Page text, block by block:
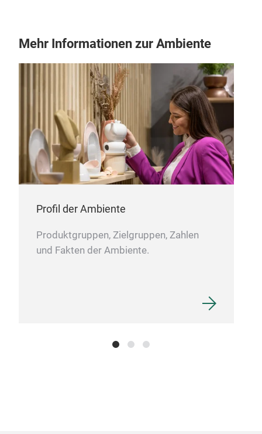
Mehr Informationen zur Ambiente
Profil der Ambiente
Produktgruppen, Zielgruppen, Zahlen
und Fakten der Ambiente.